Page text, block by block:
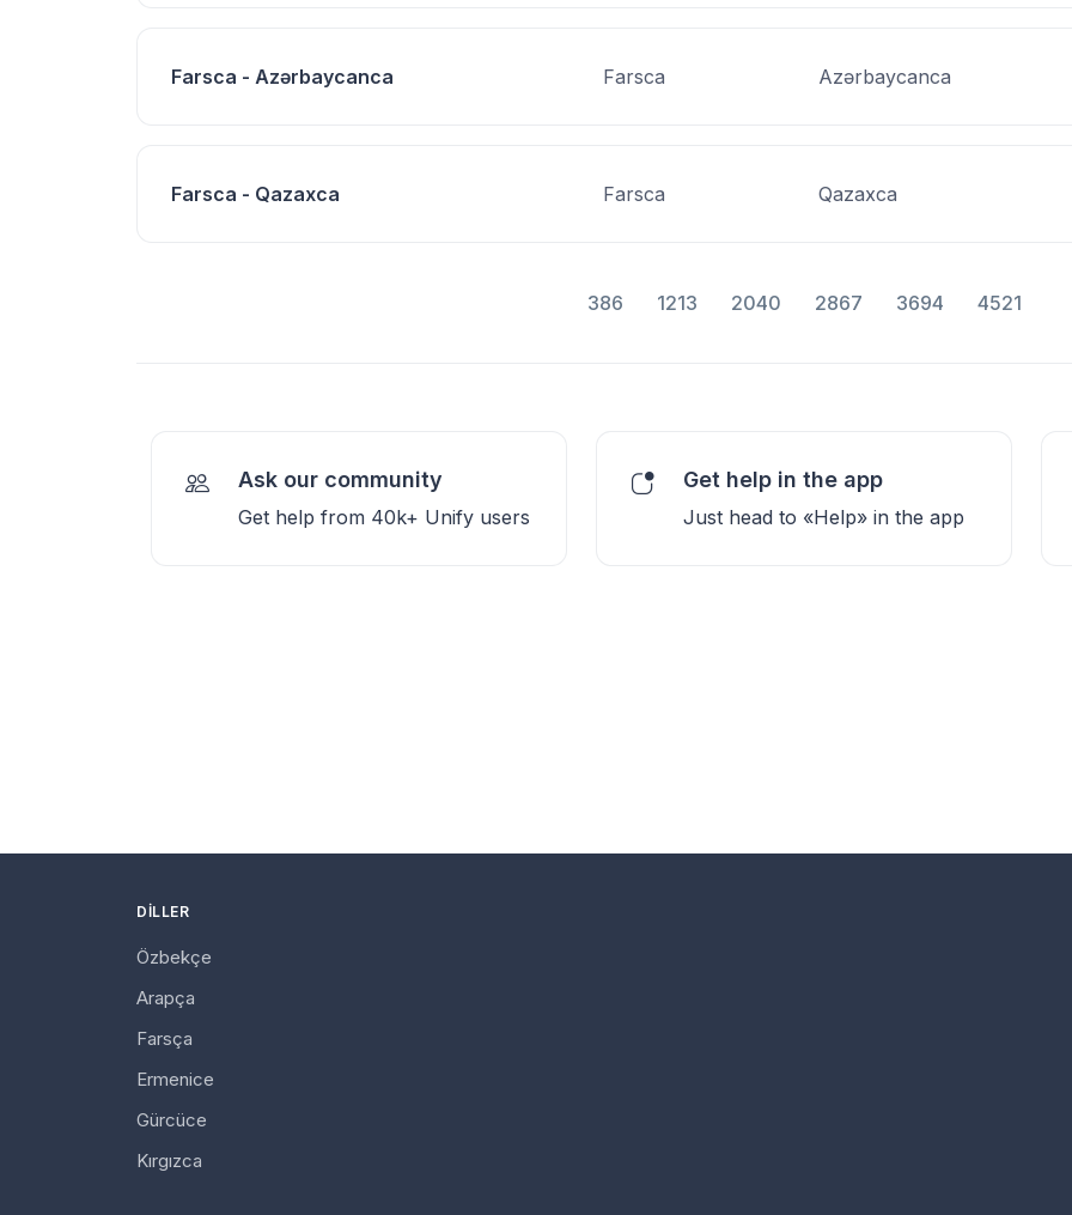
Farsca - Azərbaycanca Farsca Azərbaycanca
Farsca - Qazaxca Farsca Qazaxca
386 1213 2040 2867 3694 4521
Ask our community
Get help from 40k+ Unify users
Get help in the app
Just head to «Help» in the app
DILLER
Özbekçe
Arapça
Farsça
Ermenice
Gürcüce
Kırgızca